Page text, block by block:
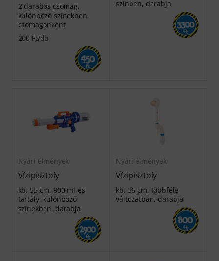
2 darabos csomag,
különböző színekben,
csomagonként
200 Ft/db
450
Ft
színben, darabja
3300
Ft
Nyári élmények
Vízipisztoly
kb. 55 cm, 800 ml-es
tartály, különböző
színekben, darabja
2900
Ft
Nyári élmények
Vízipisztoly
kb. 36 cm, többféle
változatban, darabja
800
Ft